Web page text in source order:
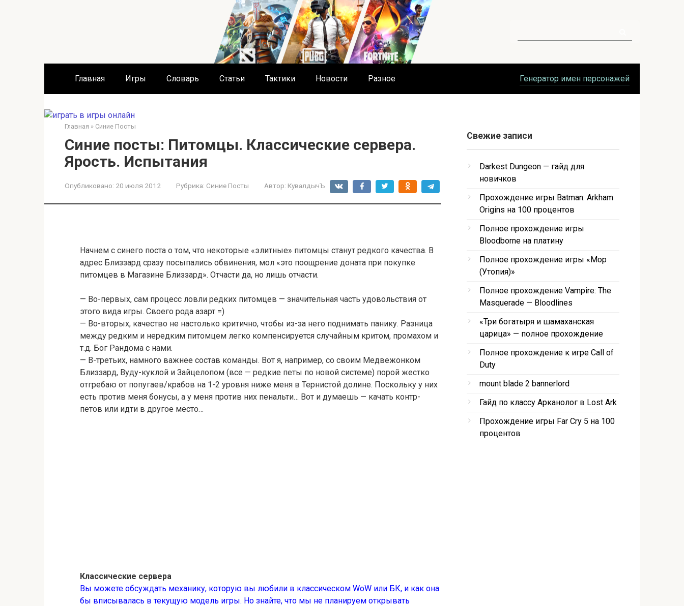
Главная Игры Словарь Статьи Тактики Новости Разное Генератор имен персонажей
Главная » Синие Посты
Синие посты: Питомцы. Классические сервера.
Ярость. Испытания
Опубликовано: 20 июля 2012 Рубрика: Синие Посты Автор: КувалдычЪ
Начнем с синего поста о том, что некоторые «элитные» питомцы станут редкого качества. В
адрес Близзард сразу посыпались обвинения, мол «это поощрение доната при покупке
питомцев в Магазине Близзард». Отчасти да, но лишь отчасти.
— Во-первых, сам процесс ловли редких питомцев — значительная часть удовольствия от
этого вида игры. Своего рода азарт =)
— Во-вторых, качество не настолько критично, чтобы из-за него поднимать панику. Разница
между редким и нередким питомцем легко компенсируется случайным критом, промахом и
т.д. Бог Рандома с нами.
— В-третьих, намного важнее состав команды. Вот я, например, со своим Медвежонком
Близзард, Вуду-куклой и Зайцелопом (все — редкие петы по новой системе) порой жестко
отгребаю от попугаев/крабов на 1-2 уровня ниже меня в Тернистой долине. Поскольку у них
есть против меня бонусы, а у меня против них пенальти… Вот и думаешь — качать контр-
петов или идти в другое место…
Классические сервера
Вы можете обсуждать механику, которую вы любили в классическом WoW или БК, и как она
бы вписывалась в текущую модель игры. Но знайте, что мы не планируем открывать
Свежие записи
Darkest Dungeon — гайд для
новичков
Прохождение игры Batman: Arkham
Origins на 100 процентов
Полное прохождение игры
Bloodborne на платину
Полное прохождение игры «Мор
(Утопия)»
Полное прохождение Vampire: The
Masquerade — Bloodlines
«Три богатыря и шамаханская
царица» — полное прохождение
Полное прохождение к игре Call of
Duty
mount blade 2 bannerlord
Гайд по классу Арканолог в Lost Ark
Прохождение игры Far Cry 5 на 100
процентов